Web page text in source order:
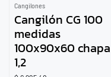
Cangilones
Cangilón CG 100
medidas
100x90x60 chapa
1,2